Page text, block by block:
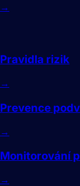
→
Pravidla rizik
→
Prevence
→
Monitorování
→